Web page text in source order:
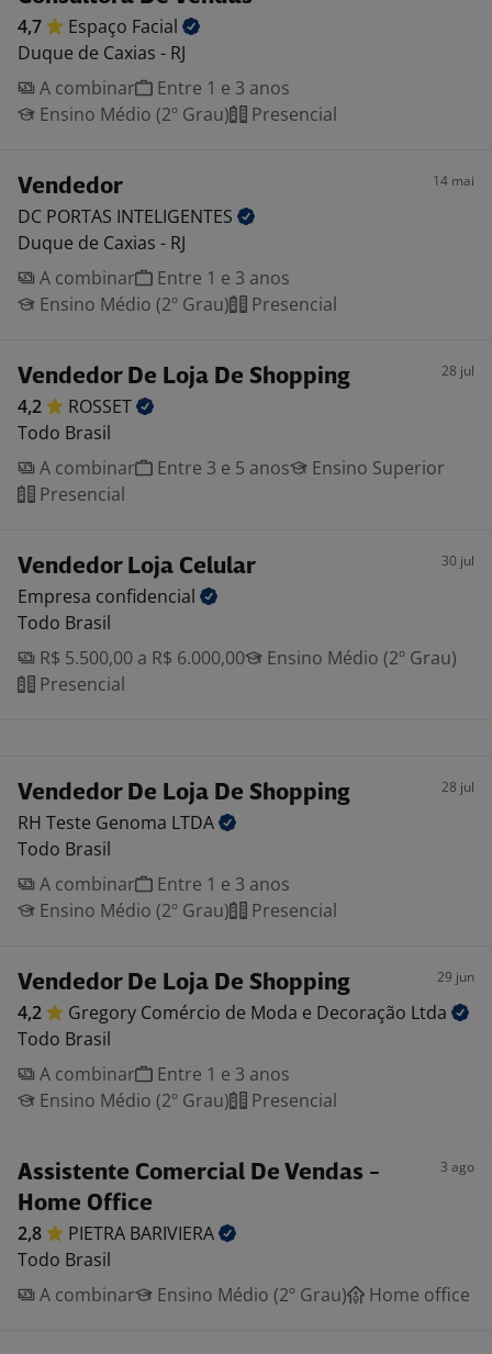
4,7 Espaço Facial
Duque de Caxias - RJ
A combinar
Entre 1 e 3 anos
Ensino Médio (2º Grau)
Presencial
Vendedor 14 mai
DC PORTAS INTELIGENTES
Duque de Caxias - RJ
A combinar
Entre 1 e 3 anos
Ensino Médio (2º Grau)
Presencial
Vendedor De Loja De Shopping 28 jul
4,2
ROSSET
Todo Brasil
A combinar
Entre 3 e 5 anos
Ensino Superior
Presencial
Vendedor Loja Celular 30 jul
Empresa confidencial
Todo Brasil
R$ 5.500,00 a R$ 6.000,00
Ensino Médio (2º Grau)
Presencial
Vendedor De Loja De Shopping 28 jul
RH Teste Genoma LTDA
Todo Brasil
A combinar
Entre 1 e 3 anos
Ensino Médio (2º Grau)
Presencial
Vendedor De Loja De Shopping 29 jun
4,2 Gregory Comércio de Moda e Decoração Ltda
Todo Brasil
A combinar
Entre 1 e 3 anos
Ensino Médio (2º Grau)
Presencial
Assistente Comercial De Vendas -
Home Office
3 ago
2,8 PIETRA BARIVIERA
Todo Brasil
A combinar
Ensino Médio (2º Grau) Home office